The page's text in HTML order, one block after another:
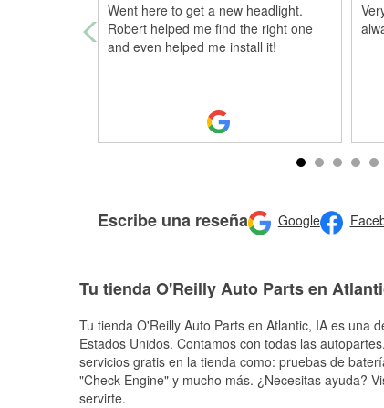
Went here to get a new headlight.
Robert helped me find the right one
and even helped me install it!
Escribe una reseña Google
Tu tienda O'Reilly Auto Parts en
Tu tienda O'Reilly Auto Parts en Atlantic, IA es una
Estados Unidos. Contamos con todas las
servicios gratis en la tienda como: pruebas de
"Check Engine" y mucho más. ¿Necesitas ayuda?
servirte.